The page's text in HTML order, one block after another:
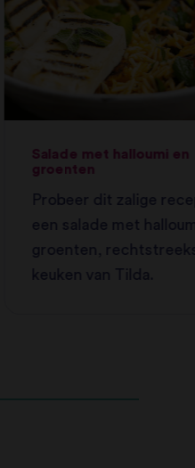
Salade met halloumi en
groenten
Probeer dit zalige
een salade met
groenten,
keuken van Tilda.